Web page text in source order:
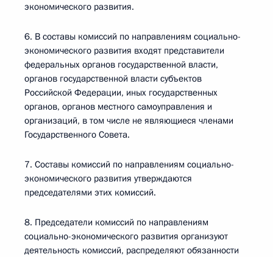
экономического развития.
6. В составы комиссий по направлениям социально-
экономического развития входят представители
федеральных органов государственной власти,
органов государственной власти субъектов
Российской Федерации, иных государственных
органов, органов местного самоуправления и
организаций, в том числе не являющиеся членами
Государственного Совета.
7. Составы комиссий по направлениям социально-
экономического развития утверждаются
председателями этих комиссий.
8. Председатели комиссий по направлениям
социально-экономического развития организуют
деятельность комиссий, распределяют обязанности